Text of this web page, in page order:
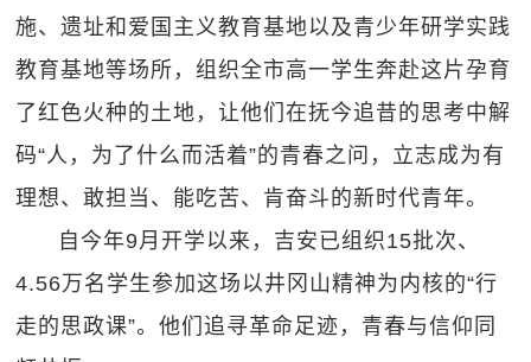
施、遗址和爱国主义教育基地以及青少年研学实践
教育基地等场所，组织全市高一学生奔赴这片孕育
了红色火种的土地，让他们在抚今追昔的思考中解
码“人，为了什么而活着”的青春之问，立志成为有
理想、敢担当、能吃苦、肯奋斗的新时代青年。
自今年9月开学以来，吉安已组织15批次、
4.56万名学生参加这场以井冈山精神为内核的“行
走的思政课”。他们追寻革命足迹，青春与信仰同